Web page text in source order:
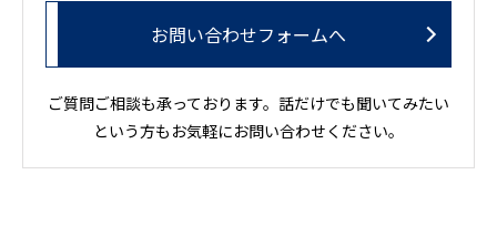
お問い合わせフォームへ
ご質問ご相談も承っております。話だけでも聞いてみたい
という方もお気軽にお問い合わせください。